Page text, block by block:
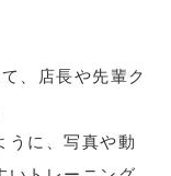
、店長や先輩ク
うに、写真や動